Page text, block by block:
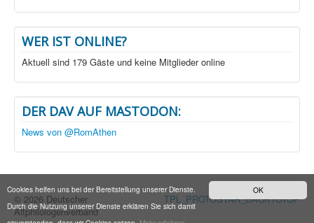
OK
Cookies helfen uns bei der Bereitstellung unserer Dienste.
Durch die Nutzung unserer Dienste erklären Sie sich damit
WER IST ONLINE?
Aktuell sind 179 Gäste und keine Mitglieder online
DER DAV AUF MASTODON:
News von @RomAthen
TPL_PROTOSTAR_BACKTOTOP
© 2026 Deutscher
Altphilologenverband